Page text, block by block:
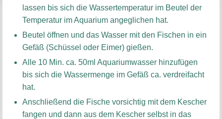
lassen bis sich die Wassertemperatur im Beutel der
Temperatur im Aquarium angeglichen hat.
Beutel öffnen und das Wasser mit den Fischen in ein
Gefäß (Schüssel oder Eimer) gießen.
Alle 10 Min. ca. 50ml Aquariumwasser hinzufügen
bis sich die Wassermenge im Gefäß ca. verdreifacht
hat.
Anschließend die Fische vorsichtig mit dem Kescher
fangen und dann aus dem Kescher selbst in das